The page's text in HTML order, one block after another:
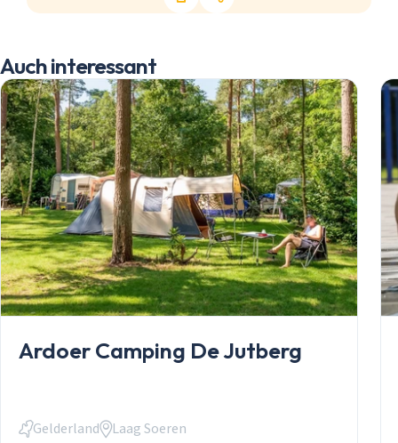
Auch interessant
Ardoer Camping De Jutberg
Gelderland Laag Soeren